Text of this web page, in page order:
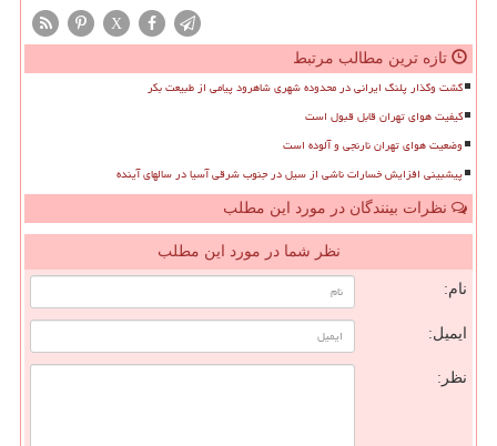
X
تازه ترین مطالب مرتبط
گشت وگذار پلنگ ایرانی در محدوده شهری شاهرود پیامی از طبیعت بکر
کیفیت هوای تهران قابل قبول است
وضعیت هوای تهران نارنجی و آلوده است
پیشبینی افزایش خسارات ناشی از سیل در جنوب شرقی آسیا در سالهای آینده
نظرات بینندگان در مورد این مطلب
نظر شما در مورد این مطلب
نام:
ایمیل:
نظر: